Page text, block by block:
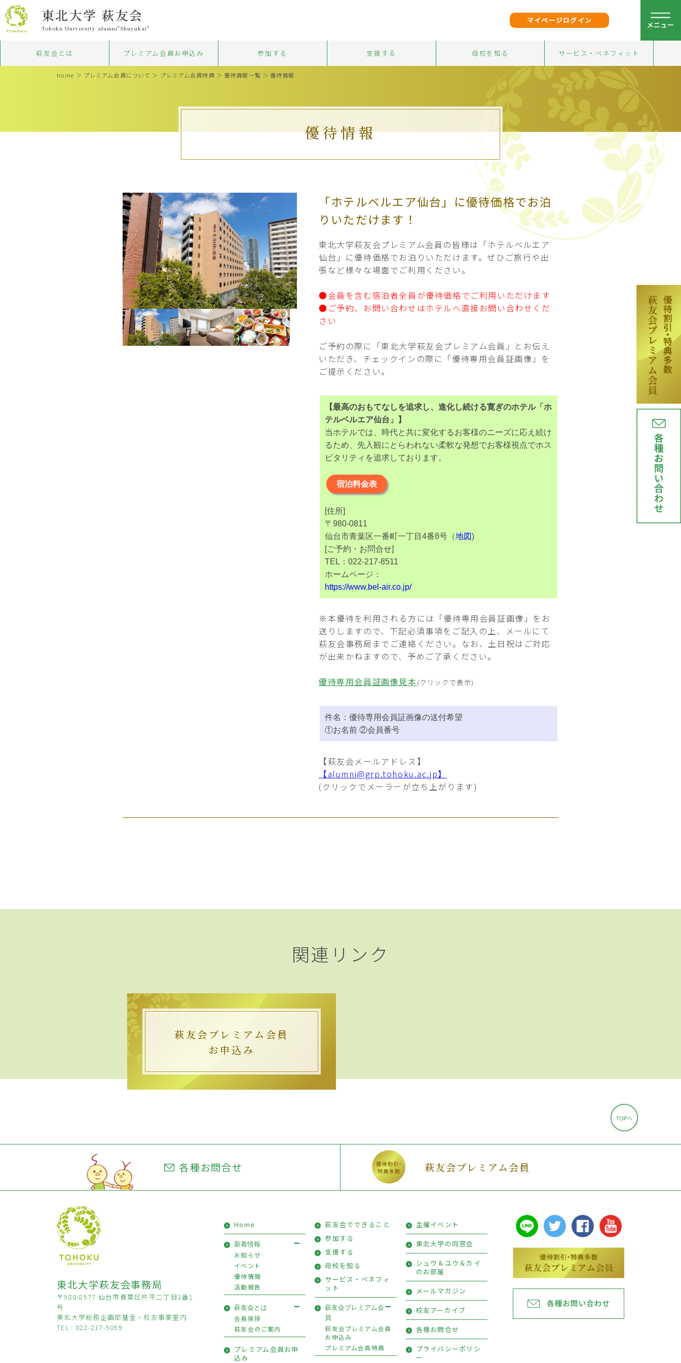
東北大学 萩友会
Tohoku University alumni"Shuyukai"
萩友会とは プレミアム会員お申込み 参加する 支援する 母校を知る サービス・ベネフィット
マイページログイン
home ＞ プレミアム会員について ＞ プレミアム会員特典 ＞優待情報一覧 ＞ 優待情報
優待情報
「ホテルベルエア仙台」に優待価格でお泊
りいただけます！
東北大学萩友会プレミアム会員の皆様は「ホテルベルエア
仙台」に優待価格でお泊りいただけます。ぜひご旅行や出
張など様々な場面でご利用ください。
●会員を含む宿泊者全員が優待価格でご利用いただけます
●ご予約、お問い合わせはホテルへ直接お問い合わせくだ
さい
ご予約の際に「東北大学萩友会プレミアム会員」とお伝え
いただき、チェックインの際に「優待専用会員証画像」を
ご提示ください。
【最高のおもてなしを追求し、進化し続ける寛ぎのホテル「ホ
テルベルエア仙台」】
当ホテルでは、時代と共に変化するお客様のニーズに応え続け
るため、先入観にとらわれない柔軟な発想でお客様視点でホス
ピタリティを追求しております。
宿泊料金表
[住所]
〒980-0811
仙台市青葉区一番町一丁目4番8号（地図)
[ご予約・お問合せ]
TEL：022-217-8511
ホームページ：
https://www.bel-air.co.jp/
※本優待を利用される方には「優待専用会員証画像」をお
送りしますので、下記必須事項をご記入の上、メールにて
萩友会事務局までご連絡ください。なお、土日祝はご対応
が出来かねますので、予めご了承ください。
優待専用会員証画像見本 (クリックで表示)
件名：優待専用会員証画像の送付希望
①お名前 ②会員番号
【萩友会メールアドレス】
【alumni@grp.tohoku.ac.jp】
(クリックでメーラーが立ち上がります)
関連リンク
萩友会 プレミアム会員
お申込み
各種お問合せ 萩友会プレミアム会員
東北大学萩友会事務局
〒980-8577 仙台市青葉区片平二丁目1番1
号
東北大学総務企画部基金・校友事業室内
TEL : 022-217-5059
Home
新着情報
お知らせ
イベント
優待情報
活動報告
萩友会とは
会長挨拶
萩友会のご案内
プレミアム会員お申
込み
萩友会でできること
参加する
支援する
母校を知る
サービス・ベネフィ
ット
萩友会プレミアム会
員
萩友会プレミアム会員
お申込み
プレミアム会員特典
主催イベント
東北大学の同窓会
シュウ＆ユウ＆カイ
のお部屋
メールマガジン
校友アーカイブ
各種お問合せ
プライバシーポリシ
ー